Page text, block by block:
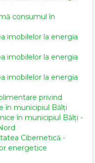
consumul în
imobilelor la energia
imobilelor la energia
imobilelor la energia
privind
în municipiul Bălți
în municipiul Bălți -
Cibernetică -
energetice